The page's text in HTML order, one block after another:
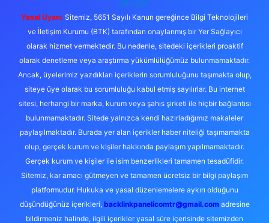
@karabul
Yasal Uyarı: Sitemiz, 5651 Sayılı Kanun gereğince Bilgi Teknolojileri
ve İletişim Kurumu (BTK) tarafından onaylanmış bir Yer Sağlayıcı
olarak hizmet vermektedir. Bu nedenle, sitedeki içerikleri proaktif
olarak denetleme veya araştırma yükümlülüğümüz bulunmamaktadır.
Ancak, üyelerimiz yazdıkları içeriklerin sorumluluğunu taşımakta olup,
siteye üye olarak bu sorumluluğu kabul etmiş sayılırlar. Bu internet
sitesi, herhangi bir marka, kurum veya şahıs şirketi ile hiçbir bağlantısı
bulunmamaktadır. Sitede yalnızca kendi hazırladığımız makaleler
paylaşılmaktadır. Burada yer alan içerikler haber niteliği taşımamakta
olup, gerçek kurum ve kişiler hakkında paylaşım yapılmamaktadır.
Gerçek kurum ve kişiler ile isim benzerlikleri tamamen tesadüfidir.
Sitemiz, kar amacı gütmeyen ve tamamen ücretsiz bir bilgi paylaşım
platformudur. Hukuka ve yasal düzenlemelere aykırı olduğunu
düşündüğünüz içerikleri, backlinkpanelicomtr@gmail.comadresine
bildirmeniz halinde, ilgili içerikler yasal süre içerisinde sitemizden